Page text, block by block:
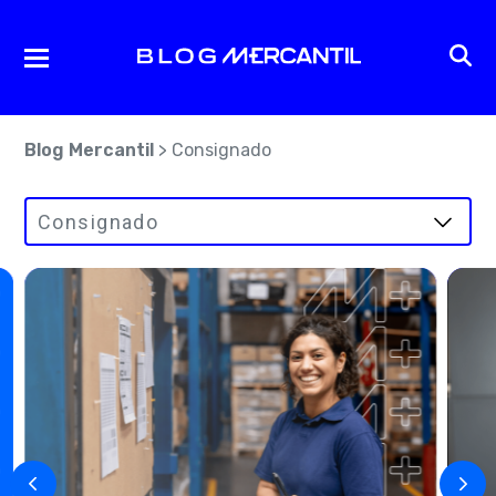
Blog Mercantil > Consignado
Consignado